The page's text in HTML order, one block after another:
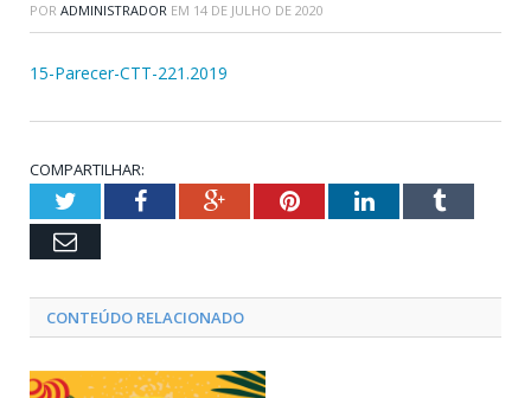
POR ADMINISTRADOR EM 14 DE JULHO DE 2020
15-Parecer-CTT-221.2019
COMPARTILHAR:
TwitterFacebookGoogle+PinterestLinkedInTumblr
Email
CONTEÚDO RELACIONADO